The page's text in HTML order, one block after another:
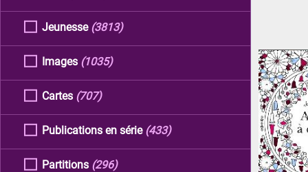
Jeunesse (3813)
Images (1035)
Cartes (707)
Publications en série (433)
Partitions (296)